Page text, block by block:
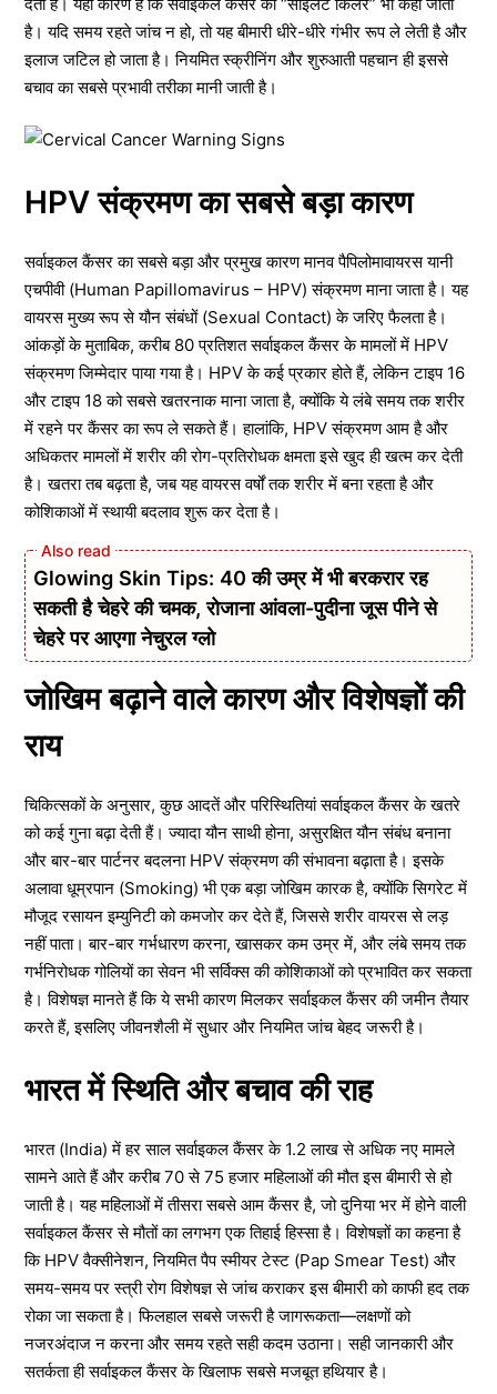
है। यदि समय रहते जांच न हो, तो यह बीमारी धीरे-धीरे गंभीर रूप ले लेती है और
इलाज जटिल हो जाता है। नियमित स्क्रीनिंग और शुरुआती पहचान ही इससे
बचाव का सबसे प्रभावी तरीका मानी जाती है।
HPV संक्रमण का सबसे बड़ा कारण
सर्वाइकल कैंसर का सबसे बड़ा और प्रमुख कारण मानव पैपिलोमावायरस यानी
एचपीवी (Human Papillomavirus – HPV) संक्रमण माना जाता है। यह
वायरस मुख्य रूप से यौन संबंधों (Sexual Contact) के जरिए फैलता है।
आंकड़ों के मुताबिक, करीब 80 प्रतिशत सर्वाइकल कैंसर के मामलों में HPV
संक्रमण जिम्मेदार पाया गया है। HPV के कई प्रकार होते हैं, लेकिन टाइप 16
और टाइप 18 को सबसे खतरनाक माना जाता है, क्योंकि ये लंबे समय तक शरीर
में रहने पर कैंसर का रूप ले सकते हैं। हालांकि, HPV संक्रमण आम है और
अधिकतर मामलों में शरीर की रोग-प्रतिरोधक क्षमता इसे खुद ही खत्म कर देती
है। खतरा तब बढ़ता है, जब यह वायरस वर्षों तक शरीर में बना रहता है और
कोशिकाओं में स्थायी बदलाव शुरू कर देता है।
Glowing Skin Tips: 40 की उम्र में भी बरकरार रह
सकती है चेहरे की चमक, रोजाना आंवला-पुदीना जूस पीने से
चेहरे पर आएगा नेचुरल ग्लो
जोखिम बढ़ाने वाले कारण और विशेषज्ञों की
राय
चिकित्सकों के अनुसार, कुछ आदतें और परिस्थितियां सर्वाइकल कैंसर के खतरे
को कई गुना बढ़ा देती हैं। ज्यादा यौन साथी होना, असुरक्षित यौन संबंध बनाना
और बार-बार पार्टनर बदलना HPV संक्रमण की संभावना बढ़ाता है। इसके
अलावा धूम्रपान (Smoking) भी एक बड़ा जोखिम कारक है, क्योंकि सिगरेट में
मौजूद रसायन इम्युनिटी को कमजोर कर देते हैं, जिससे शरीर वायरस से लड़
नहीं पाता। बार-बार गर्भधारण करना, खासकर कम उम्र में, और लंबे समय तक
गर्भनिरोधक गोलियों का सेवन भी सर्विक्स की कोशिकाओं को प्रभावित कर सकता
है। विशेषज्ञ मानते हैं कि ये सभी कारण मिलकर सर्वाइकल कैंसर की जमीन तैयार
करते हैं, इसलिए जीवनशैली में सुधार और नियमित जांच बेहद जरूरी है।
भारत में स्थिति और बचाव की राह
भारत (India) में हर साल सर्वाइकल कैंसर के 1.2 लाख से अधिक नए मामले
सामने आते हैं और करीब 70 से 75 हजार महिलाओं की मौत इस बीमारी से हो
जाती है। यह महिलाओं में तीसरा सबसे आम कैंसर है, जो दुनिया भर में होने वाली
सर्वाइकल कैंसर से मौतों का लगभग एक तिहाई हिस्सा है। विशेषज्ञों का कहना है
कि HPV वैक्सीनेशन, नियमित पैप स्मीयर टेस्ट (Pap Smear Test) और
समय-समय पर स्त्री रोग विशेषज्ञ से जांच कराकर इस बीमारी को काफी हद तक
रोका जा सकता है। फिलहाल सबसे जरूरी है जागरूकता—लक्षणों को
नजरअंदाज न करना और समय रहते सही कदम उठाना। सही जानकारी और
सतर्कता ही सर्वाइकल कैंसर के खिलाफ सबसे मजबूत हथियार है।